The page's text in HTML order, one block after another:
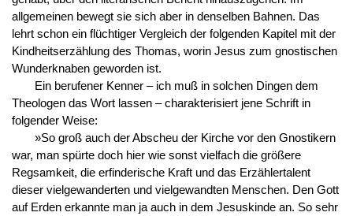
allgemeinen bewegt sie sich aber in denselben Bahnen. Das
lehrt schon ein flüchtiger Vergleich der folgenden Kapitel mit der
Kindheitserzählung des Thomas, worin Jesus zum gnostischen
Wunderknaben geworden ist.
Ein berufener Kenner – ich muß in solchen Dingen dem
Theologen das Wort lassen – charakterisiert jene Schrift in
folgender Weise:
»So groß auch der Abscheu der Kirche vor den Gnostikern
war, man spürte doch hier wie sonst vielfach die größere
Regsamkeit, die erfinderische Kraft und das Erzählertalent
dieser vielgewanderten und vielgewandten Menschen. Den Gott
auf Erden erkannte man ja auch in dem Jesuskinde an. So sehr